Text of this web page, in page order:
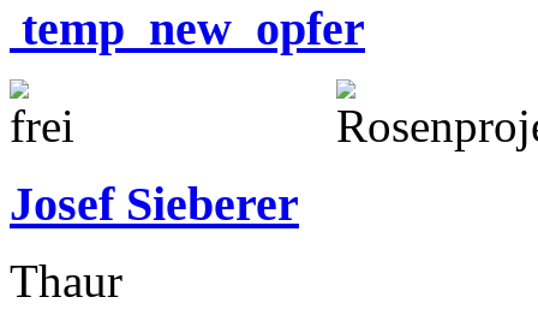
temp_new_opfer
Josef Sieberer
Thaur